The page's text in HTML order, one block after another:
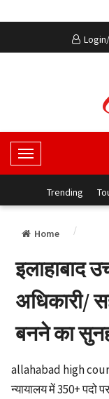
T
o
g
e
a
i
g
i
o
Trending
Home
इलाहाबाद
अधिकारी/
बनने का
allahabad high
न्यायालय में 350+ पदो